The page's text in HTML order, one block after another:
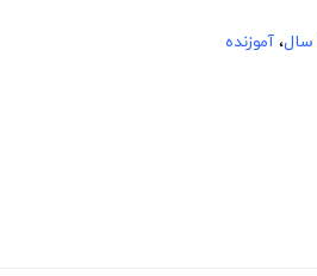
، آموزنده